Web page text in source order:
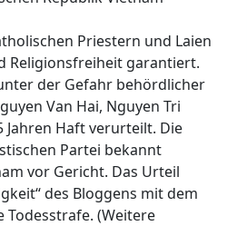
Priestern und Laien
Religionsfreiheit garantiert.
der Gefahr behördlicher
Van Hai, Nguyen Tri
Jahren Haft verurteilt. Die
Partei bekannt
vor Gericht. Das Urteil
des Bloggens mit dem
Todesstrafe. (Weitere